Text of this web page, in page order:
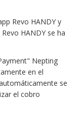
Revo HANDY y
HANDY se ha
Nepting
en el
se
el cobro